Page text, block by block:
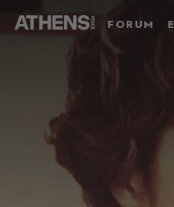
FORUM